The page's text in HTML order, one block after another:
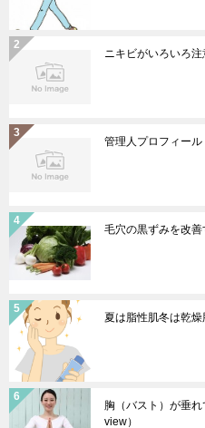
ニキビがいろいろ
管理人プロフィール
毛穴の黒ずみを改善
夏は脂性肌冬は乾燥
胸（バスト）が垂
view）